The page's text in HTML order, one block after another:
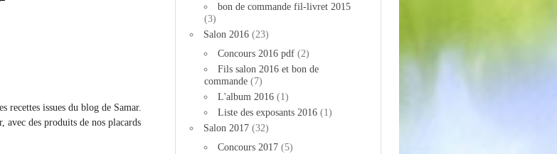
recettes issues du blog de Samar.
avec des produits de nos placards
bon de commande fil-livret 2015
(3)
Salon 2016 (23)
Concours 2016 pdf (2)
Fils salon 2016 et bon de
commande (7)
L'album 2016 (1)
Liste des exposants 2016 (1)
Salon 2017 (32)
Concours 2017 (5)